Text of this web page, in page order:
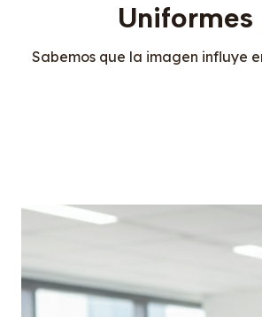
Sabemos que la imagen influye